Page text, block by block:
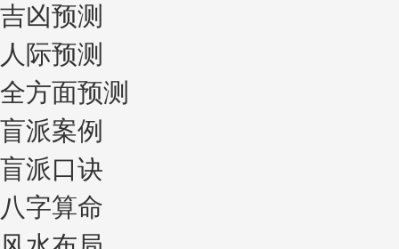
吉凶预测
人际预测
全方面预测
盲派案例
盲派口诀
八字算命